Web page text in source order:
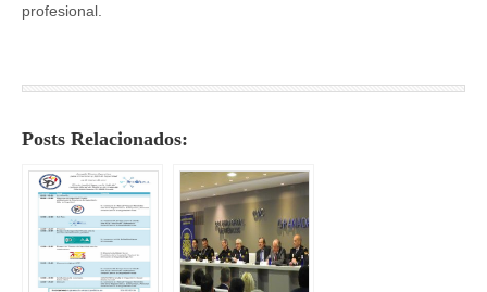
profesional.
Posts Relacionados: